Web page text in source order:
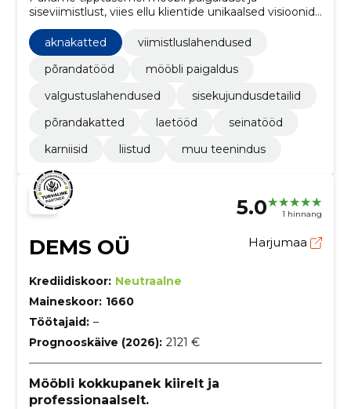
siseviimistlust, viies ellu klientide unikaalsed visioonid
kvaliteetselt ja professionaalselt.
aknakatted
viimistluslahendused
põrandatööd
mööbli paigaldus
valgustuslahendused
sisekujundusdetailid
põrandakatted
laetööd
seinatööd
karniisid
liistud muu teenindus
5.0 1 hinnang
DEMS OÜ Harjumaa
Krediidiskoor: Neutraalne
Maineskoor: 1660
Töötajaid: –
Prognooskäive (2026): 2121 €
Mööbli kokkupanek kiirelt ja
professionaalselt.